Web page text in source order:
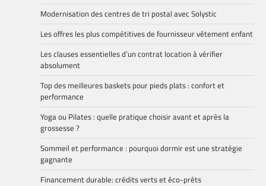
Modernisation des centres de tri postal avec Solystic
Les offres les plus compétitives de fournisseur vêtement enfant
Les clauses essentielles d’un contrat location à vérifier
absolument
Top des meilleures baskets pour pieds plats : confort et
performance
Yoga ou Pilates : quelle pratique choisir avant et après la
grossesse ?
Sommeil et performance : pourquoi dormir est une stratégie
gagnante
Financement durable: crédits verts et éco-prêts